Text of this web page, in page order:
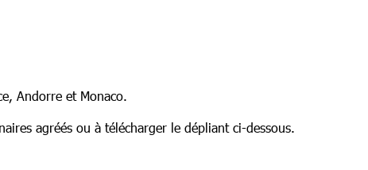
Andorre et Monaco.
agréés ou à télécharger le dépliant ci-dessous.